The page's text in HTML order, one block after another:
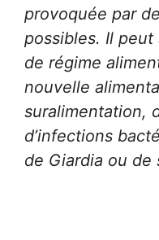
provoquée par
possibles. Il peut
de régime
nouvelle
suralimentation,
d’infections
de Giardia ou de